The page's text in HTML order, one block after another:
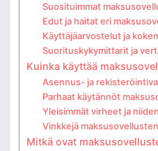
Suosituimmat
Edut ja haitat eri
Käyttäjäarvostelut ja
Suorituskykymittarit ja
Kuinka käyttää
Asennus- ja
Parhaat käytännöt
Yleisimmät virheet ja
Vinkkejä
Mitkä ovat